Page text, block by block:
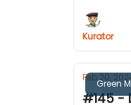
Kurator
Green
Feb 20,
#145 -